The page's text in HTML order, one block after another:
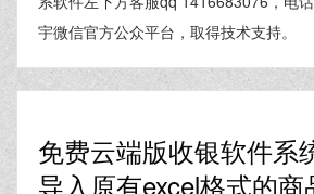
宇微信官方公众平台，取得技术支持。
免费云端版收银软件系
导入原有excel格式的商